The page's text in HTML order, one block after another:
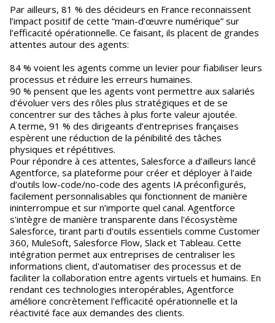
Par ailleurs, 81 % des décideurs en France reconnaissent
l’impact positif de cette “main-d’œuvre numérique” sur
l’efficacité opérationnelle. Ce faisant, ils placent de grandes
attentes autour des agents:
84 % voient les agents comme un levier pour fiabiliser leurs
processus et réduire les erreurs humaines.
90 % pensent que les agents vont permettre aux salariés
d’évoluer vers des rôles plus stratégiques et de se
concentrer sur des tâches à plus forte valeur ajoutée.
A terme, 91 % des dirigeants d’entreprises françaises
espèrent une réduction de la pénibilité des tâches
physiques et répétitives.
Pour répondre à ces attentes, Salesforce a d’ailleurs lancé
Agentforce, sa plateforme pour créer et déployer à l’aide
d’outils low-code/no-code des agents IA préconfigurés,
facilement personnalisables qui fonctionnent de manière
ininterrompue et sur n’importe quel canal. Agentforce
s'intègre de manière transparente dans l'écosystème
Salesforce, tirant parti d'outils essentiels comme Customer
360, MuleSoft, Salesforce Flow, Slack et Tableau. Cette
intégration permet aux entreprises de centraliser les
informations client, d'automatiser des processus et de
faciliter la collaboration entre agents virtuels et humains. En
rendant ces technologies interopérables, Agentforce
améliore concrètement l'efficacité opérationnelle et la
réactivité face aux demandes des clients.